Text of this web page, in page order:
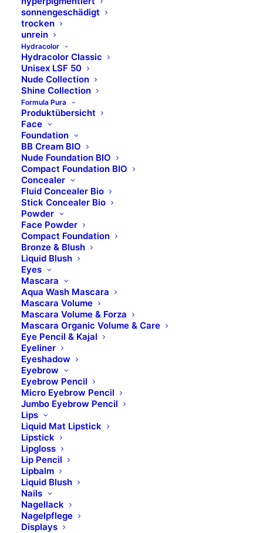
sonnengeschädigt
trocken
unrein
Hydracolor
Hydracolor Classic
Unisex LSF 50
Nude Collection
Shine Collection
Formula Pura
Produktübersicht
Face
Foundation
BB Cream BIO
Nude Foundation BIO
Compact Foundation BIO
Concealer
Fluid Concealer Bio
Stick Concealer Bio
Powder
Face Powder
Compact Foundation
Bronze & Blush
Liquid Blush
Eyes
Mascara
Aqua Wash Mascara
Mascara Volume
Mascara Volume & Forza
Mascara Organic Volume & Care
Eye Pencil & Kajal
Eyeliner
Eyeshadow
Eyebrow
Eyebrow Pencil
Micro Eyebrow Pencil
Jumbo Eyebrow Pencil
Lips
Liquid Mat Lipstick
Lipstick
Lipgloss
Lip Pencil
Lipbalm
Liquid Blush
Nails
Nagellack
Nagelpflege
Displays
Barber´s
Spezial Filmwachs
ART. 7100260
BESCHREIBUNG
FÜR WEN GEEIGNET?
ANWENDUNG
INHALTSSTOFFE
WICHTIGE INFORMATIONEN
AUFBEWAHRUNGSHINWEISE
BILDER UND KONTAKTE